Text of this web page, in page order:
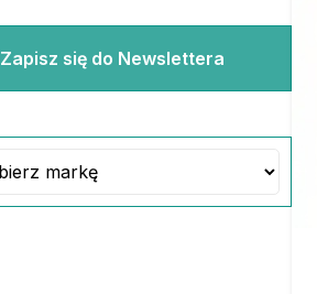
Zapisz się do Newslettera